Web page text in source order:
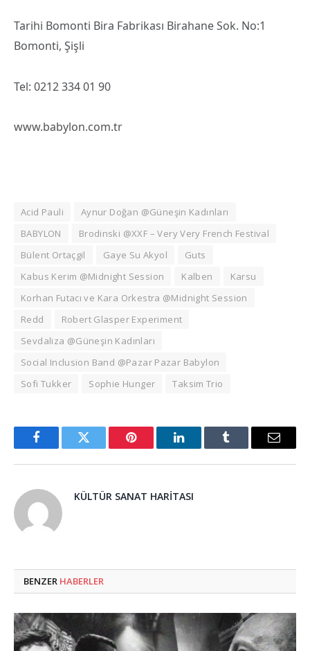
Tarihi Bomonti Bira Fabrikası Birahane Sok. No:1
Bomonti, Şişli
Tel: 0212 334 01 90
www.babylon.com.tr
Acid Pauli
Aynur Doğan @Güneşin Kadınları
BABYLON
Brodinski @XXF – Very Very French Festival
Bülent Ortaçgil
Gaye Su Akyol
Guts
Kabus Kerim @Midnight Session
Kalben
Karsu
Korhan Futacı ve Kara Orkestra @Midnight Session
Redd
Robert Glasper Experiment
Sevdaliza @Güneşin Kadınları
Social Inclusion Band @Pazar Pazar Babylon
Sofi Tukker
Sophie Hunger Taksim Trio
FacebookTwitter Pinterest LinkedInTumblr Email
KÜLTÜR SANAT HARITASI
BENZER HABERLER